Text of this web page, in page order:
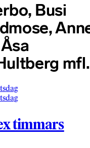
Busi
mfl.
timmars